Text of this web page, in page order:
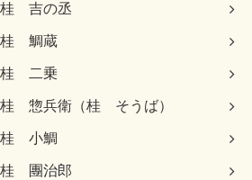
桂 吉の丞
桂 鯛蔵
桂 二乗
桂 惣兵衛（桂 そうば）
桂 小鯛
桂 團治郎